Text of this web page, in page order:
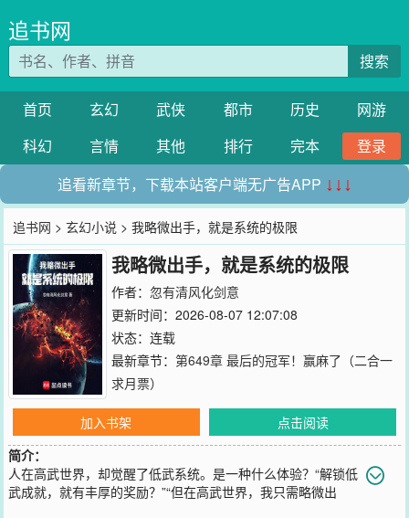
追书网
搜索
首页 玄幻 武侠 都市 历史
网游
科幻
言情 其他 排行 完本
登录
追看新章节，下载本站客户端无广告APP ↓↓↓
追书网 >玄幻小说 > 我略微出手，就是系统的极限
我略微出手，就是系统的极限
作者： 忽有清风化剑意
更新时间：2026-08-07 12:07:08
状态：连载
最新章节： 第649章 最后的冠军！赢麻了（二合一
求月票）
加入书架
点击阅读
简介：
人在高武世界，却觉醒了低武系统。是一种什么体验？“解锁低
武成就，就有丰厚的奖励？”“但在高武世界，我只需略微出